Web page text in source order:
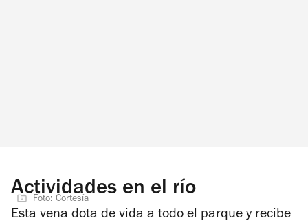
Actividades en el río
Foto: Cortesía
Esta vena dota de vida a todo el parque y recibe